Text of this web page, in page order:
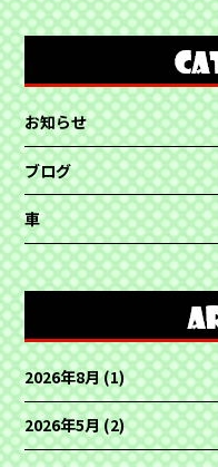
お知らせ
ブログ
車
2026年8月(1)
2026年5月(2)